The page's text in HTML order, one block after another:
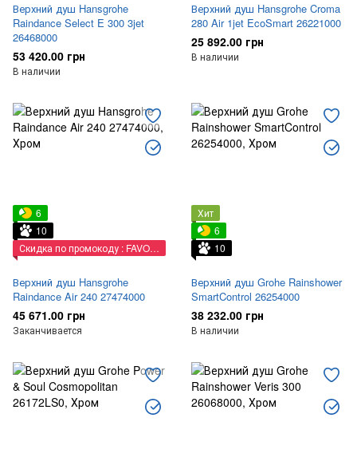
Верхний душ Hansgrohe
Raindance Select E 300 3jet
26468000
53 420.00 грн
В наличии
Верхний душ Hansgrohe Croma
280 Air 1jet EcoSmart 26221000
25 892.00 грн
В наличии
6
10
Скидка по промокоду : FAVORIT
Верхний душ Hansgrohe
Raindance Air 240 27474000
45 671.00 грн
Заканчивается
Хит
6
10
Верхний душ Grohe Rainshower
SmartControl 26254000
38 232.00 грн
В наличии